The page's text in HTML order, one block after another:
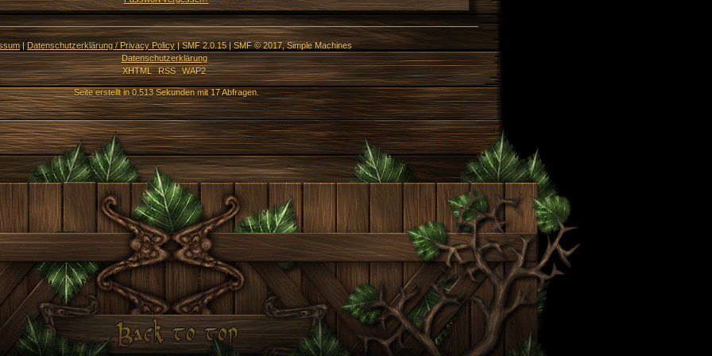
|Datenschutzerklärung / Privacy Policy|SMF 2.0.15 | SMF © 2017,Simple Machines
Datenschutzerklärung
XHTML
RSS WAP2
Seite erstellt in 0.513 Sekunden mit 17 Abfragen.